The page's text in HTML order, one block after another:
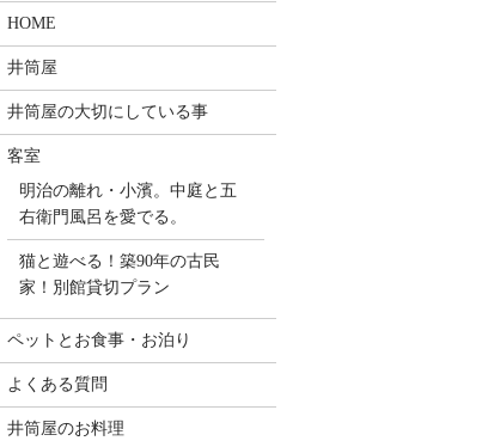
HOME
井筒屋
井筒屋の大切にしている事
客室
明治の離れ・小濱。中庭と五
右衛門風呂を愛でる。
猫と遊べる！築90年の古民
家！別館貸切プラン
ペットとお食事・お泊り
よくある質問
井筒屋のお料理